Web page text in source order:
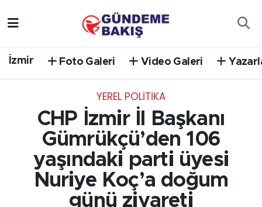
İzmir Foto Galeri Video Galeri
YEREL POLİTİKA
CHP İzmir İl Başkanı
Gümrükçü’den 106
yaşındaki parti üyesi
Nuriye Koç’a doğum
günü ziyareti
EGE
EĞİTİM
EKONOMİ
Trafik Durumu
Süper Lig Puan Durumu ve Fikstür
Tüm Manşetler
Son Dakika Haberleri